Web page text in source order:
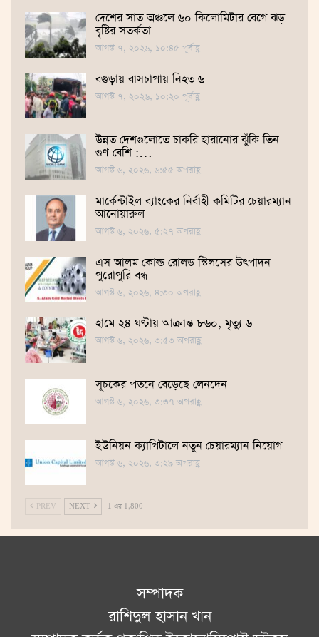
দেশের সাত অঞ্চলে ৬০ কিলোমিটার বেগে ঝড়-
বৃষ্টির সতর্কতা
আগস্ট ৭, ২০২৬, ১০:৪৫ পূর্বাহ্ণ
বগুড়ায় বাসচাপায় নিহত ৬
আগস্ট ৭, ২০২৬, ১০:২০ পূর্বাহ্ণ
উন্নত দেশগুলোতে চাকরি হারানোর ঝুঁকি তিন
গুণ বেশি :…
আগস্ট ৬, ২০২৬, ৬:৫৫ অপরাহ্ণ
মার্কেন্টাইল ব্যাংকের নির্বাহী কমিটির চেয়ারম্যান
আনোয়ারুল
আগস্ট ৬, ২০২৬, ৫:২৭ অপরাহ্ণ
এস আলম কোল্ড রোলড স্টিলসের উৎপাদন
পুরোপুরি বন্ধ
আগস্ট ৬, ২০২৬, ৪:৩০ অপরাহ্ণ
হামে ২৪ ঘণ্টায় আক্রান্ত ৮৬০, মৃত্যু ৬
আগস্ট ৬, ২০২৬, ৩:৫৩ অপরাহ্ণ
সূচকের পতনে বেড়েছে লেনদেন
আগস্ট ৬, ২০২৬, ৩:৩৭ অপরাহ্ণ
ইউনিয়ন ক্যাপিটালে নতুন চেয়ারম্যান নিয়োগ
আগস্ট ৬, ২০২৬, ৩:২৯ অপরাহ্ণ
PREV NEXT 1 এর 1,800
সম্পাদক
রাশিদুল হাসান খান